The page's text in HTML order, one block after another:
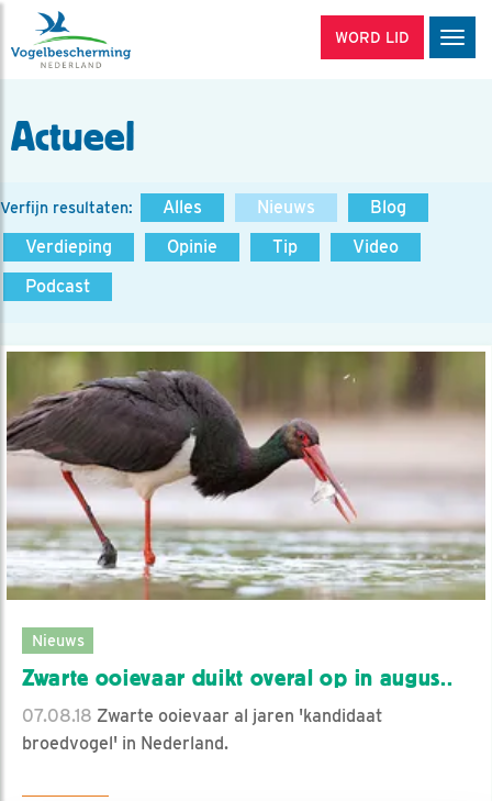
WORD LID
Actueel
Verfijn resultaten: Alles Nieuws
Blog
Verdieping
Opinie Tip
Video
Podcast
Nieuws
Zwarte ooievaar duikt overal op in augus..
07.08.18 Zwarte ooievaar al jaren 'kandidaat
broedvogel' in Nederland.